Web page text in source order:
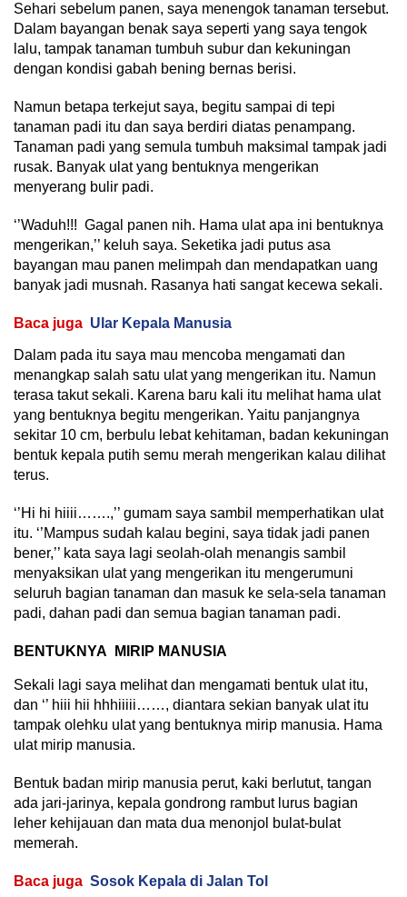
Sehari sebelum panen, saya menengok tanaman tersebut.
Dalam bayangan benak saya seperti yang saya tengok
lalu, tampak tanaman tumbuh subur dan kekuningan
dengan kondisi gabah bening bernas berisi.
Namun betapa terkejut saya, begitu sampai di tepi
tanaman padi itu dan saya berdiri diatas penampang.
Tanaman padi yang semula tumbuh maksimal tampak jadi
rusak. Banyak ulat yang bentuknya mengerikan
menyerang bulir padi.
‘’Waduh!!! Gagal panen nih. Hama ulat apa ini bentuknya
mengerikan,’’ keluh saya. Seketika jadi putus asa
bayangan mau panen melimpah dan mendapatkan uang
banyak jadi musnah. Rasanya hati sangat kecewa sekali.
Baca juga Ular Kepala Manusia
Dalam pada itu saya mau mencoba mengamati dan
menangkap salah satu ulat yang mengerikan itu. Namun
terasa takut sekali. Karena baru kali itu melihat hama ulat
yang bentuknya begitu mengerikan. Yaitu panjangnya
sekitar 10 cm, berbulu lebat kehitaman, badan kekuningan
bentuk kepala putih semu merah mengerikan kalau dilihat
terus.
‘’Hi hi hiiii…….,’’ gumam saya sambil memperhatikan ulat
itu. ‘’Mampus sudah kalau begini, saya tidak jadi panen
bener,’’ kata saya lagi seolah-olah menangis sambil
menyaksikan ulat yang mengerikan itu mengerumuni
seluruh bagian tanaman dan masuk ke sela-sela tanaman
padi, dahan padi dan semua bagian tanaman padi.
BENTUKNYA MIRIP MANUSIA
Sekali lagi saya melihat dan mengamati bentuk ulat itu,
dan ‘’ hiii hii hhhiiiii……, diantara sekian banyak ulat itu
tampak olehku ulat yang bentuknya mirip manusia. Hama
ulat mirip manusia.
Bentuk badan mirip manusia perut, kaki berlutut, tangan
ada jari-jarinya, kepala gondrong rambut lurus bagian
leher kehijauan dan mata dua menonjol bulat-bulat
memerah.
Baca juga Sosok Kepala di Jalan Tol